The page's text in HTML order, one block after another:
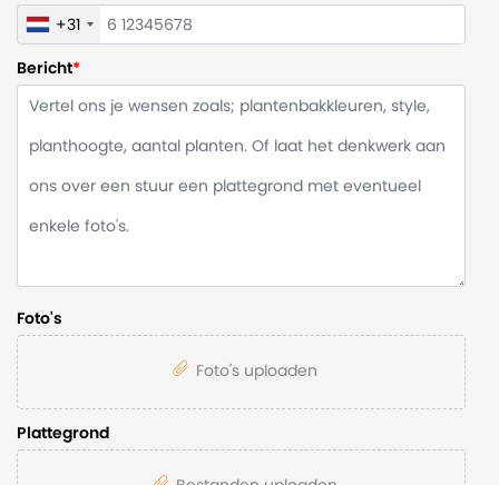
+31
Bericht
Foto's
Foto's uploaden
Plattegrond